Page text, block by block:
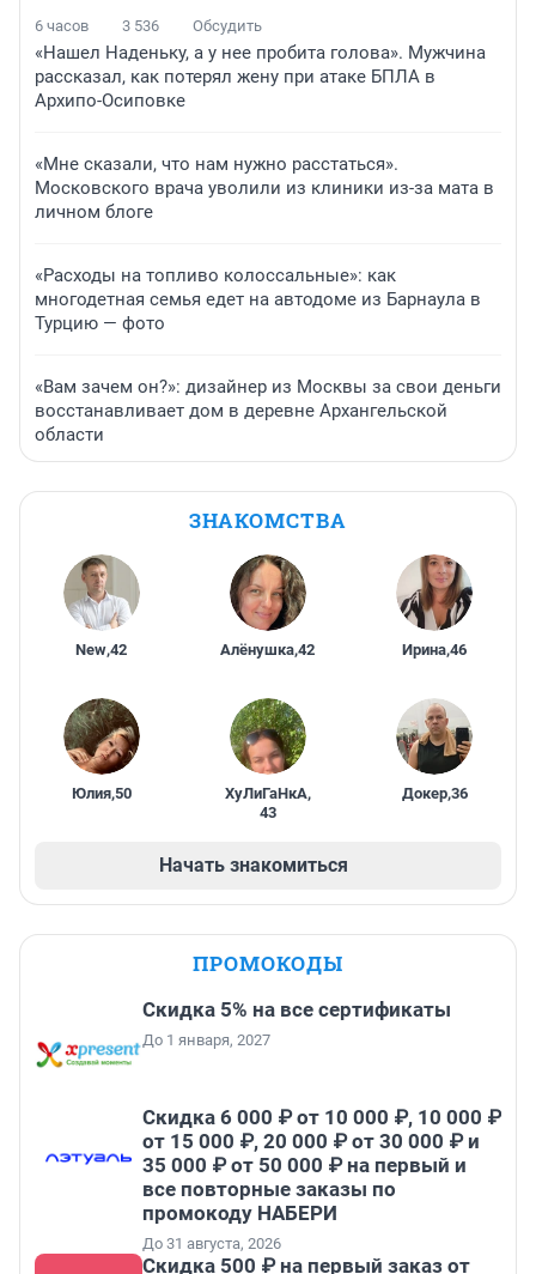
6 часов 3 536 Обсудить
«Нашел Наденьку, а у нее пробита голова». Мужчина
рассказал, как потерял жену при атаке БПЛА в
Архипо-Осиповке
«Мне сказали, что нам нужно расстаться».
Московского врача уволили из клиники из-за мата в
личном блоге
«Расходы на топливо колоссальные»: как
многодетная семья едет на автодоме из Барнаула в
Турцию — фото
«Вам зачем он?»: дизайнер из Москвы за свои деньги
восстанавливает дом в деревне Архангельской
области
ЗНАКОМСТВА
New,42 Алёнушка,42 Ирина,46
Юлия,50 ХуЛиГаНкА,
43
Докер,36
Начать знакомиться
ПРОМОКОДЫ
Скидка 5% на все сертификаты
До 1 января, 2027
Скидка 6 000 ₽ от 10 000 ₽, 10 000 ₽
от 15 000 ₽, 20 000 ₽ от 30 000 ₽ и
35 000 ₽ от 50 000 ₽ на первый и
все повторные заказы по
промокоду НАБЕРИ
До 31 августа, 2026
Скидка 500 ₽ на первый заказ от